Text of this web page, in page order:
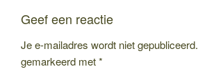
Geef een reactie
Je e-mailadres wordt niet gepubliceerd.
gemarkeerd met*